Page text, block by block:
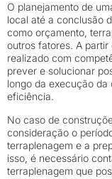
O planejamento de
local até a conclusão
como orçamento,
outros fatores. A
realizado com
prever e solucionar
longo da execução da
eficiência.
No caso de
consideração o
terraplenagem e a
isso, é necessário
terraplenagem que